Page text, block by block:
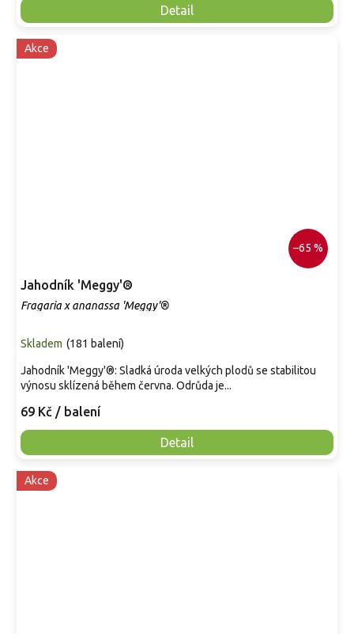
Detail
Akce
–65 %
Jahodník 'Meggy'®
Fragaria x ananassa 'Meggy'®
Skladem (181 balení)
69 Kč / balení
Detail
Jahodník 'Meggy'®: Sladká úroda velkých plodů se stabilitou
výnosu sklízená během června. Odrůda je...
Akce